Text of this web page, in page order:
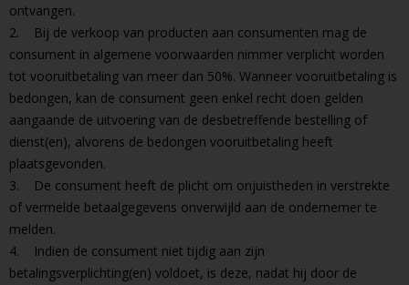
ontvangen.
2. Bij de verkoop van producten aan consumenten mag de
consument in algemene voorwaarden nimmer verplicht worden
tot vooruitbetaling van meer dan 50%. Wanneer vooruitbetaling is
bedongen, kan de consument geen enkel recht doen gelden
aangaande de uitvoering van de desbetreffende bestelling of
dienst(en), alvorens de bedongen vooruitbetaling heeft
plaatsgevonden.
3. De consument heeft de plicht om onjuistheden in verstrekte
of vermelde betaalgegevens onverwijld aan de ondernemer te
melden.
4. Indien de consument niet tijdig aan zijn
betalingsverplichting(en) voldoet, is deze, nadat hij door de